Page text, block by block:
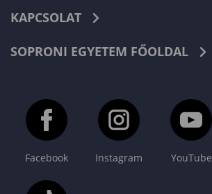
KAPCSOLAT
SOPRONI EGYETEM FŐOLDAL
Facebook Instagram YouTube